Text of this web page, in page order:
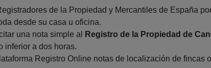
de la Propiedad y Mercantiles de España
desde su casa u oficina.
una nota simple al
Registro de la Propiedad de
inferior a dos horas.
Registro Online notas de localización de fincas